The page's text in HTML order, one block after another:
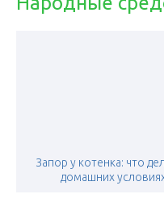
Запор у котенка: что
домашних